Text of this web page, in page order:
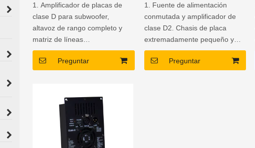
graves de subwoofer
1. Amplificador de placas de
clase D para subwoofer,
altavoz de rango completo y
matriz de líneas
2. Chasis de placa pequeña y
peso ligero.
4. Conectores Double RS485
para la operación controlada
Preguntar
1. Fuente de alimentación
conmutada y amplificador de
clase D2. Chasis de placa
extremadamente pequeño y
bajo peso3. DSP versátil
montado4. Canal único; 2
Preguntar